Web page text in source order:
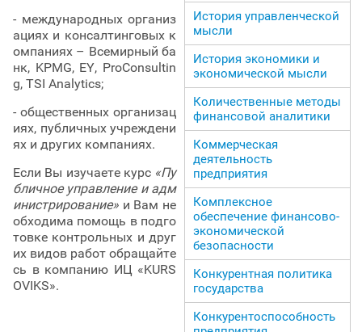
- международных организ
ациях и консалтинговых к
омпаниях – Всемирный ба
нк, KPMG, EY, ProConsultin
g, TSI Analytics;
- общественных организац
иях, публичных учреждени
ях и других компаниях.
Если Вы изучаете курс «Пу
бличное управление и адм
инистрирование» и Вам не
обходима помощь в подго
товке контрольных и друг
их видов работ обращайте
сь в компанию ИЦ «KURS
OVIKS».
История управленческой
мысли
История экономики и
экономической мысли
Количественные методы
финансовой аналитики
Коммерческая
деятельность
предприятия
Комплексное
обеспечение финансово-
экономической
безопасности
Конкурентная политика
государства
Конкурентоспособность